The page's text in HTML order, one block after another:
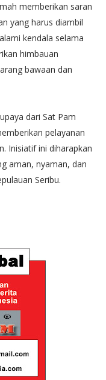
memberikan saran
yang harus diambil
kendala selama
himbauan
bawaan dan
dari Sat Pam
pelayanan
Inisiatif ini diharapkan
aman, nyaman, dan
Seribu.